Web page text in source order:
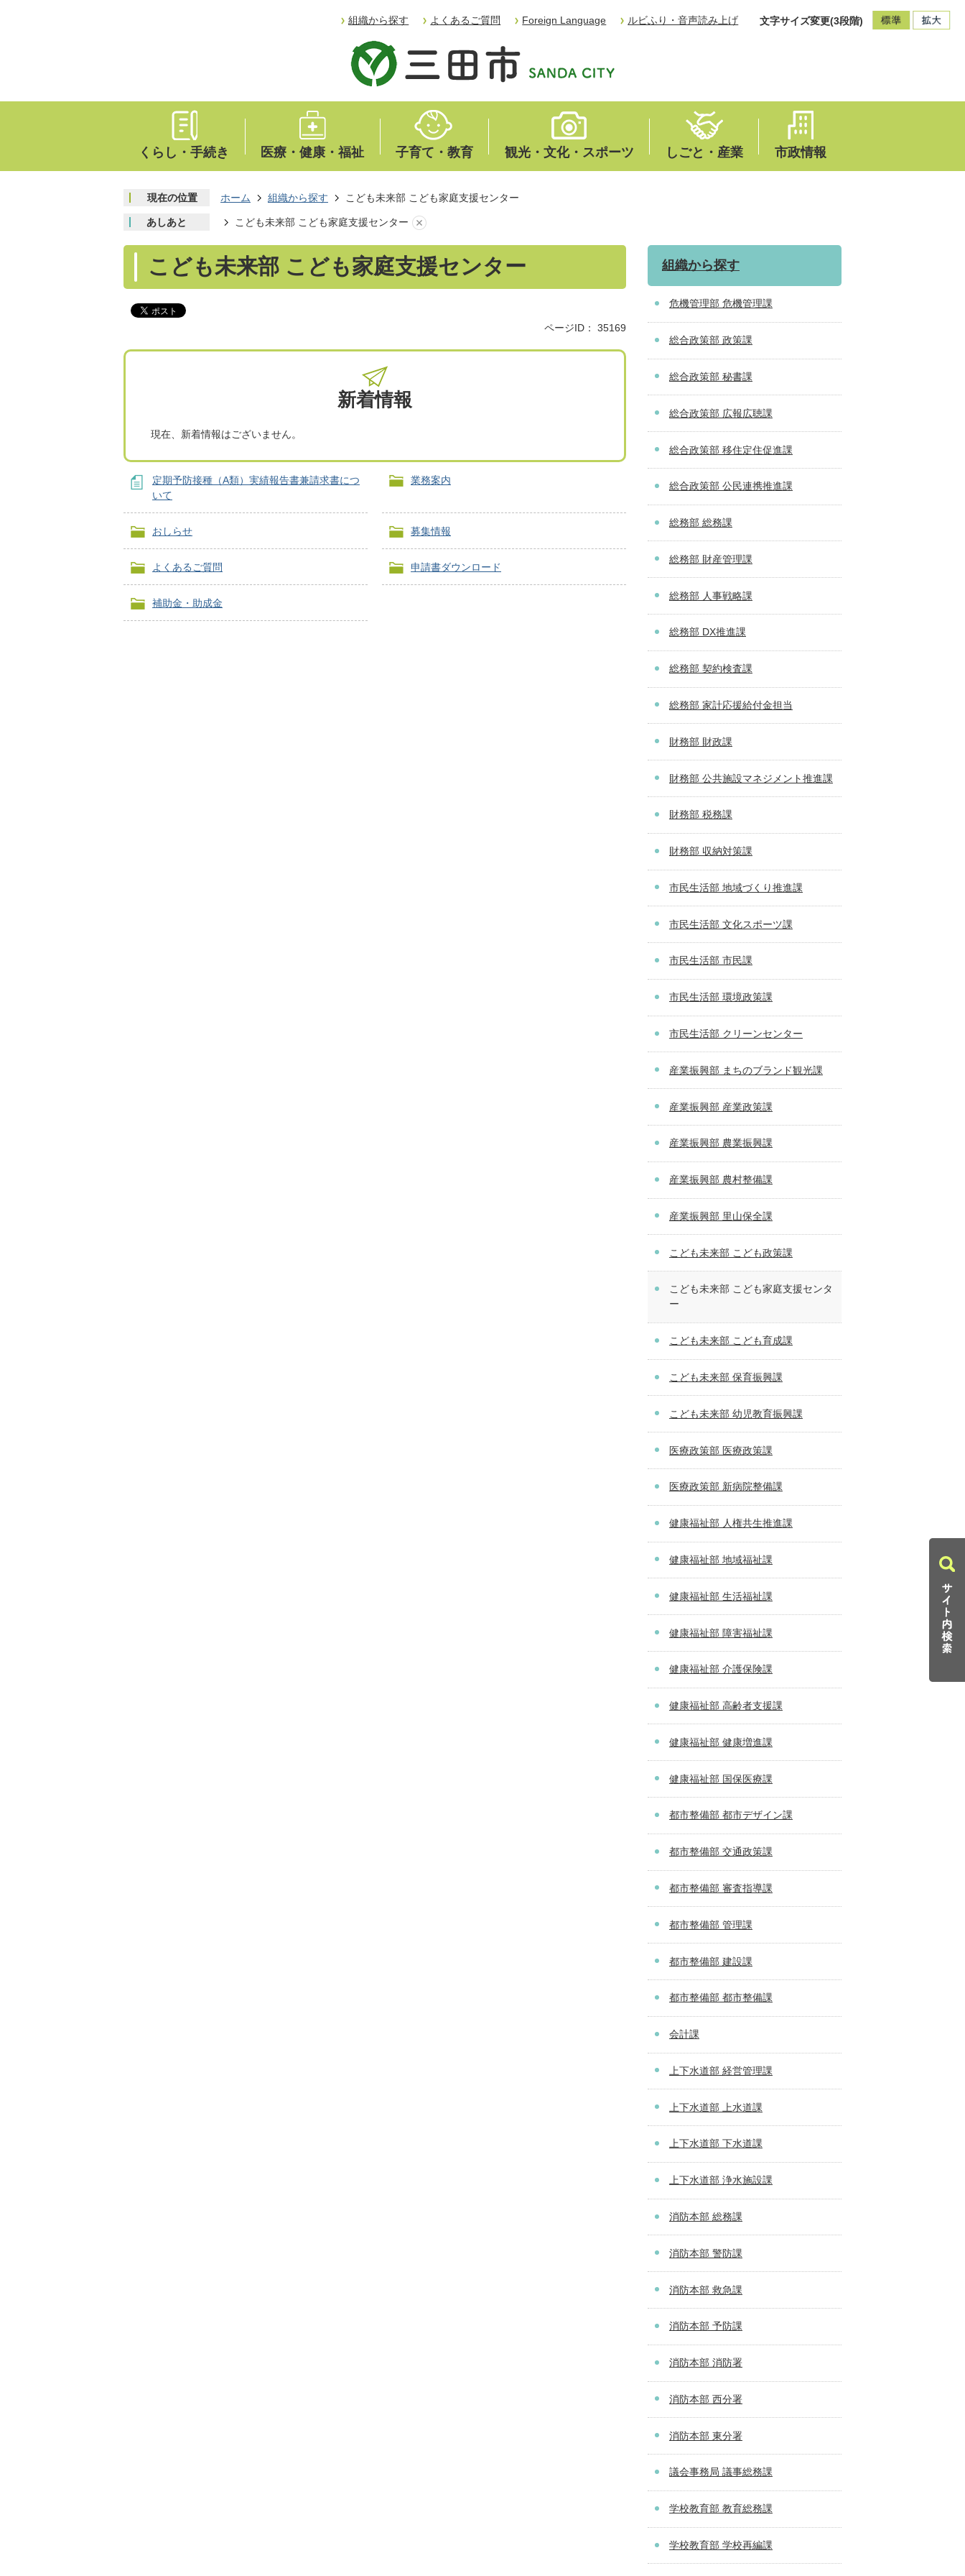
組織から探す よくあるご質問 Foreign Language ルビふり・音声読み上げ 文字サイズ変更(3段階)
くらし・手続き 医療・健康・福祉 子育て・教育 観光・文化・スポーツ しごと・産業 市政情報
現在の位置 ホーム 組織から探す こども未来部 こども家庭支援センター
あしあと こども未来部 こども家庭支援センター
こども未来部 こども家庭支援センター
ページID： 35169
新着情報
現在、新着情報はございません。
定期予防接種（A類）実績報告書兼請求書につ
いて
業務案内
おしらせ 募集情報
よくあるご質問 申請書ダウンロード
補助金・助成金
組織から探す
危機管理部 危機管理課
総合政策部 政策課
総合政策部 秘書課
総合政策部 広報広聴課
総合政策部 移住定住促進課
総合政策部 公民連携推進課
総務部 総務課
総務部 財産管理課
総務部 人事戦略課
総務部 DX推進課
総務部 契約検査課
総務部 家計応援給付金担当
財務部 財政課
財務部 公共施設マネジメント推進課
財務部 税務課
財務部 収納対策課
市民生活部 地域づくり推進課
市民生活部 文化スポーツ課
市民生活部 市民課
市民生活部 環境政策課
市民生活部 クリーンセンター
産業振興部 まちのブランド観光課
産業振興部 産業政策課
産業振興部 農業振興課
産業振興部 農村整備課
産業振興部 里山保全課
こども未来部 こども政策課
こども未来部 こども家庭支援センタ
ー
こども未来部 こども育成課
こども未来部 保育振興課
こども未来部 幼児教育振興課
医療政策部 医療政策課
医療政策部 新病院整備課
健康福祉部 人権共生推進課
健康福祉部 地域福祉課
健康福祉部 生活福祉課
健康福祉部 障害福祉課
健康福祉部 介護保険課
健康福祉部 高齢者支援課
健康福祉部 健康増進課
健康福祉部 国保医療課
都市整備部 都市デザイン課
都市整備部 交通政策課
都市整備部 審査指導課
都市整備部 管理課
都市整備部 建設課
都市整備部 都市整備課
会計課
上下水道部 経営管理課
上下水道部 上水道課
上下水道部 下水道課
上下水道部 浄水施設課
消防本部 総務課
消防本部 警防課
消防本部 救急課
消防本部 予防課
消防本部 消防署
消防本部 西分署
消防本部 東分署
議会事務局 議事総務課
学校教育部 教育総務課
学校教育部 学校再編課